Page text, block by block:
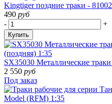
Kingtiger поздние траки -
490 руб
-
+
Купить
SX35030 Металлические
2 550 руб
Под заказ